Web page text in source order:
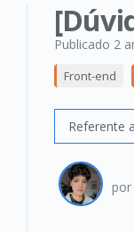
Publicado 2
Front-end
Referente
por